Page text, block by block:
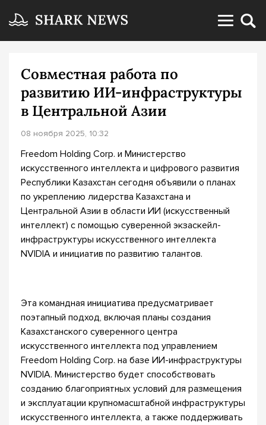
Совместная работа по
развитию ИИ-инфраструктуры
в Центральной Азии
08 ноября 2025, 10:32
Freedom Holding Corp. и Министерство
искусственного интеллекта и цифрового развития
Республики Казахстан сегодня объявили о планах
по укреплению лидерства Казахстана и
Центральной Азии в области ИИ (искусственный
интеллект) с помощью суверенной экзаскейл-
инфраструктуры искусственного интеллекта
NVIDIA и инициатив по развитию талантов.
Эта командная инициатива предусматривает
поэтапный подход, включая планы создания
Казахстанского суверенного центра
искусственного интеллекта под управлением
Freedom Holding Corp. на базе ИИ-инфраструктуры
NVIDIA. Министерство будет способствовать
созданию благоприятных условий для размещения
и эксплуатации крупномасштабной инфраструктуры
искусственного интеллекта, а также поддерживать